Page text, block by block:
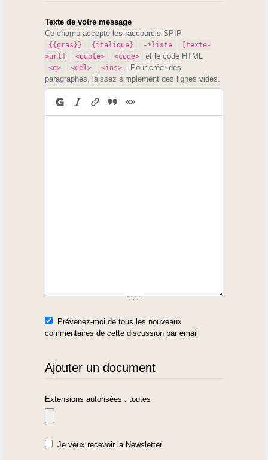
Texte de votre message
Ce champ accepte les raccourcis SPIP
{{gras}} {italique} -*liste
[texte-
>url]
<quote> <code> et le code HTML
<q> <del> <ins>
. Pour créer des
paragraphes, laissez simplement des lignes vides.
Prévenez-moi de tous les nouveaux
commentaires de cette discussion par email
Ajouter un document
Extensions autorisées : toutes
Je veux recevoir la Newsletter